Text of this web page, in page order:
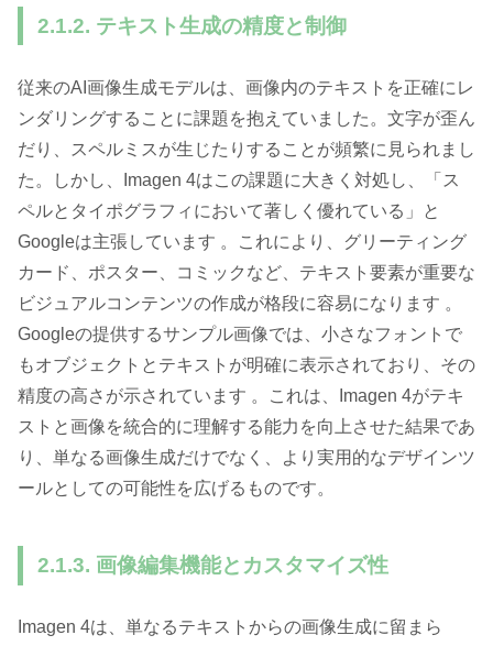
2.1.2. テキスト生成の精度と制御
従来のAI画像生成モデルは、画像内のテキストを正確にレ
ンダリングすることに課題を抱えていました。文字が歪ん
だり、スペルミスが生じたりすることが頻繁に見られまし
た。しかし、Imagen 4はこの課題に大きく対処し、「ス
ペルとタイポグラフィにおいて著しく優れている」と
Googleは主張しています 。これにより、グリーティング
カード、ポスター、コミックなど、テキスト要素が重要な
ビジュアルコンテンツの作成が格段に容易になります 。
Googleの提供するサンプル画像では、小さなフォントで
もオブジェクトとテキストが明確に表示されており、その
精度の高さが示されています 。これは、Imagen 4がテキ
ストと画像を統合的に理解する能力を向上させた結果であ
り、単なる画像生成だけでなく、より実用的なデザインツ
ールとしての可能性を広げるものです。
2.1.3. 画像編集機能とカスタマイズ性
Imagen 4は、単なるテキストからの画像生成に留まら